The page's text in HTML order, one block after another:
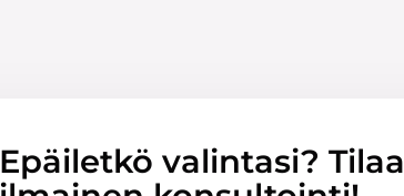
Epäiletkö valintasi? Tilaa